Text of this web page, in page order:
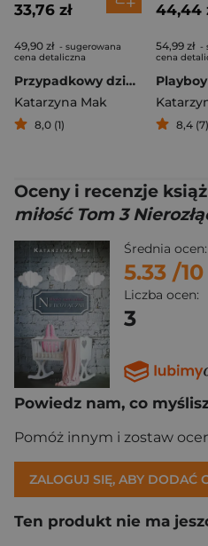
33,76 zł
49,90 zł - sugerowana
cena detaliczna
Przypadkowy dziedzic. Jego wysokość prezes. Tom 3
Katarzyna Mak
8,0 (1)
44,44
54,99 zł -
cena
8,4 (7)
Oceny i recenzje
miłość Tom 3
Średnia ocen:
5.33 /10
Liczba ocen:
3
Powiedz nam, co
Pomóż innym i zostaw
ZALOGUJ SIĘ, ABY DODAĆ
Ten produkt nie ma